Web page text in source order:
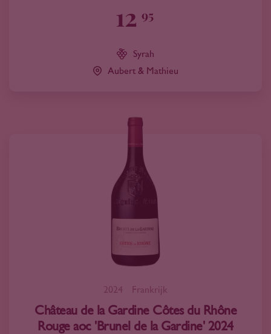
12 95
Syrah
Aubert & Mathieu
2024 Frankrijk
Château de la Gardine Côtes du Rhône
Rouge aoc 'Brunel de la Gardine' 2024